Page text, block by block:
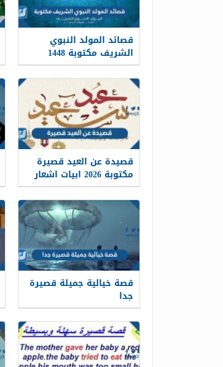
قصائد المولد النبوي
الشريف مكتوبة 1448
قصيدة عن العيد قصيرة
مكتوبة 2026 ابيات اشعار
تهنئة عيد الفطر المبارك
قصة خيالية جميلة قصيرة
جدا